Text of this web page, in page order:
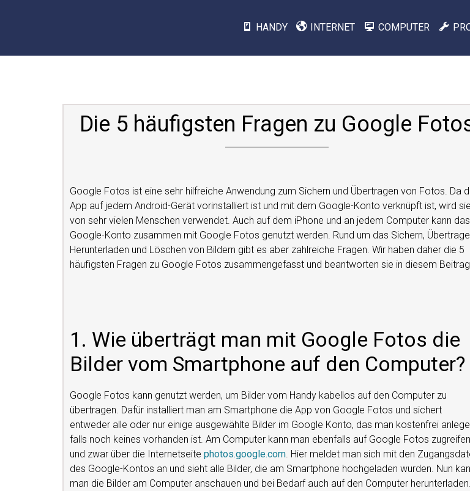
HANDY INTERNET COMPUTER
Die 5 häufigsten Fragen zu Google
Google Fotos ist eine sehr hilfreiche Anwendung zum Sichern und Übertragen von Fotos. Da
App auf jedem Android-Gerät vorinstalliert ist und mit dem Google-Konto verknüpft ist, wird sie
von sehr vielen Menschen verwendet. Auch auf dem iPhone und an jedem Computer kann das
Google-Konto zusammen mit Google Fotos genutzt werden. Rund um das Sichern,
Herunterladen und Löschen von Bildern gibt es aber zahlreiche Fragen. Wir haben daher die 5
häufigsten Fragen zu Google Fotos zusammengefasst und beantworten sie in diesem
1. Wie überträgt man mit Google Fotos die
Bilder vom Smartphone auf den Computer?
Google Fotos kann genutzt werden, um Bilder vom Handy kabellos auf den Computer zu
übertragen. Dafür installiert man am Smartphone die App von Google Fotos und sichert
entweder alle oder nur einige ausgewählte Bilder im Google Konto, das man kostenfrei
falls noch keines vorhanden ist. Am Computer kann man ebenfalls auf Google Fotos
und zwar über die Internetseite photos.google.com. Hier meldet man sich mit den
des Google-Kontos an und sieht alle Bilder, die am Smartphone hochgeladen wurden. Nun
man die Bilder am Computer anschauen und bei Bedarf auch auf den Computer herunterladen.